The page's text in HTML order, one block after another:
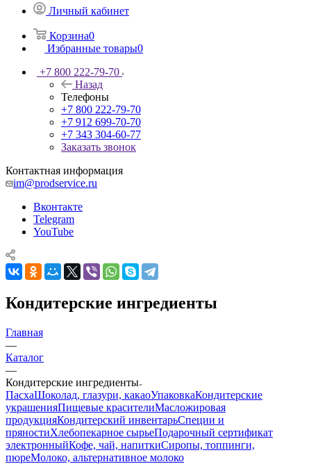
Личный кабинет
Корзина0
Избранные товары0
+7 800 222-79-70
Назад
Телефоны
+7 800 222-79-70
+7 912 699-70-70
+7 343 304-60-77
Заказать звонок
Контактная информация
im@prodservice.ru
Вконтакте
Telegram
YouTube
Кондитерские ингредиенты
Главная
—
Каталог
—
Кондитерские ингредиенты
ПасхаШоколад, глазури, какаоУпаковкаКондитерские
украшенияПищевые красителиМасложировая
продукцияКондитерский инвентарьСпеции и
пряностиХлебопекарное сырьеПодарочный сертификат
электронныйКофе, чай, напиткиСиропы, топпинги,
пюреМолоко, альтернативное молоко